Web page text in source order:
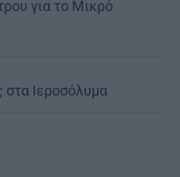
για το Μικρό
στα Ιεροσόλυμα